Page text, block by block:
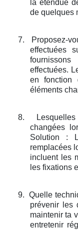
la étendue
de quelques
7.
Proposez-
effectuées
effectuées.
en
éléments
8.
changées
Solution :
remplacées
incluent les
les fixations
9.
Quelle
prévenir les
maintenir ta
entretenir